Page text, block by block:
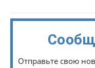
Отправьте свою